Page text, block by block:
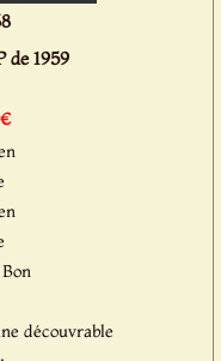
de 1959
découvrable